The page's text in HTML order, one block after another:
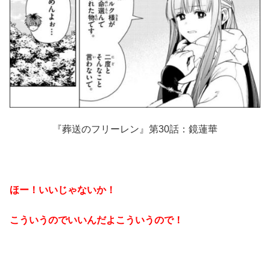
『葬送のフリーレン』第30話：鏡蓮華
ほー！いいじゃないか！
こういうのでいいんだよこういうので！